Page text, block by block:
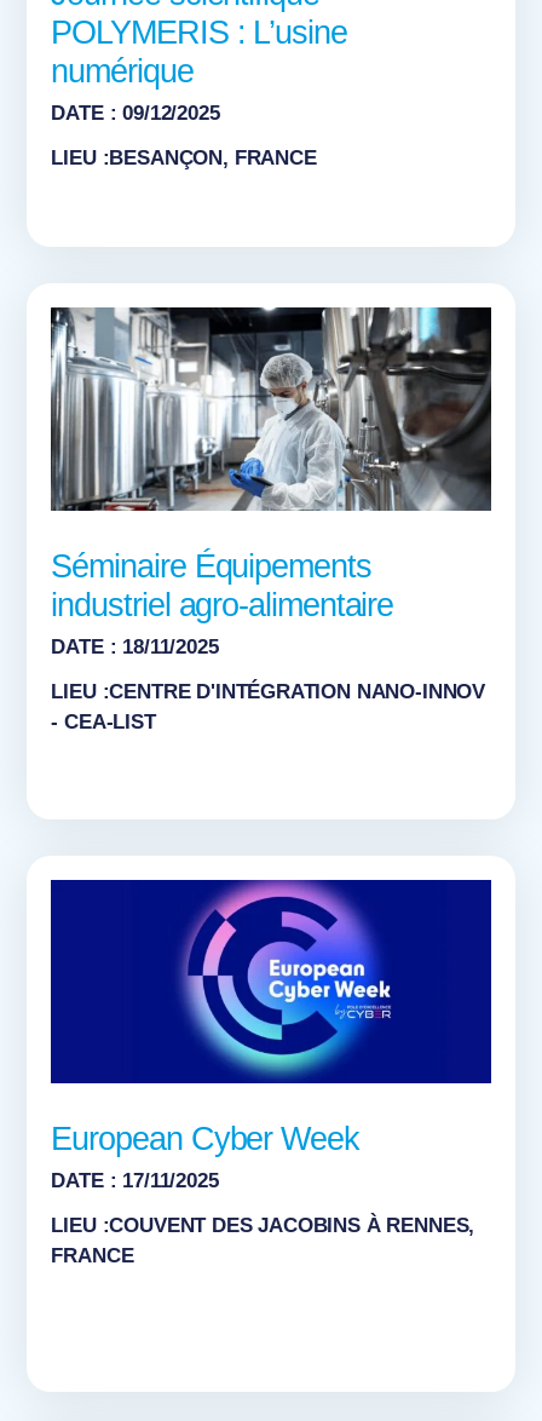
POLYMERIS : L’usine
numérique
DATE : 09/12/2025
LIEU :BESANÇON, FRANCE
Séminaire Équipements
industriel agro-alimentaire
DATE : 18/11/2025
LIEU :CENTRE D'INTÉGRATION NANO-INNOV
- CEA-LIST
European Cyber Week
DATE : 17/11/2025
LIEU :COUVENT DES JACOBINS À RENNES,
FRANCE